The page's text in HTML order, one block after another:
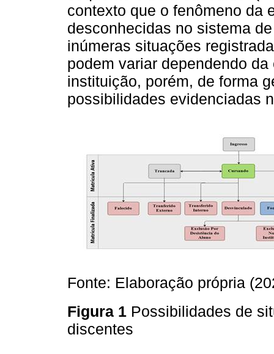
contexto que o fenômeno da
desconhecidas no sistema
inúmeras situações
podem variar dependendo
instituição, porém, de forma
possibilidades evidenciadas
Fonte: Elaboração própria
Figura 1 Possibilidades de
discentes